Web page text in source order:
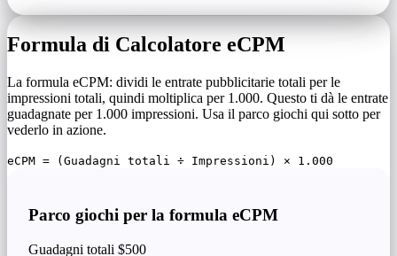
Formula di Calcolatore eCPM
La formula eCPM: dividi le entrate pubblicitarie totali per le
impressioni totali, quindi moltiplica per 1.000. Questo ti dà le entrate
guadagnate per 1.000 impressioni. Usa il parco giochi qui sotto per
vederlo in azione.
eCPM = (Guadagni totali ÷ Impressioni) × 1.000
Parco giochi per la formula eCPM
Guadagni totali $500